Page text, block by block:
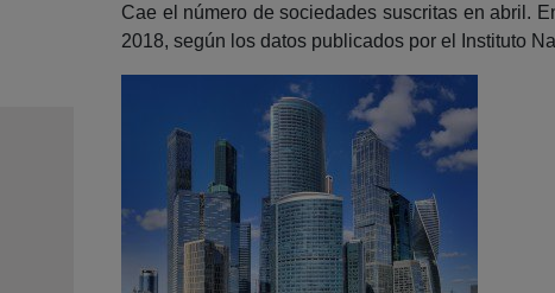
Cae el número de sociedades suscritas en abril.
2018, según los datos publicados por el Instituto